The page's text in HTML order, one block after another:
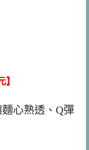
】
心熟透、Q彈